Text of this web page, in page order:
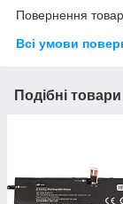
Повернення
Всі умови
Подібні